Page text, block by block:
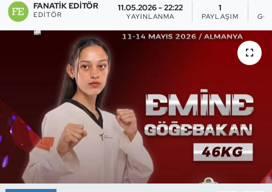
FANATIK EDITÖR
EDITÖR
11.05.2026 - 22:22
YAYINLANMA
1
PAYLAŞIM
Buz Hokeyi
Buz Pateni
Çim Hokeyi
Cimnastik
Curling
Dağcılık